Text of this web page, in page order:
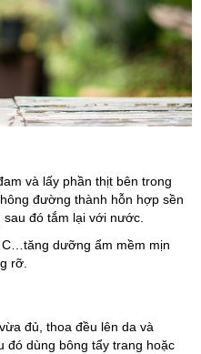
và lấy phần thịt bên trong
đường thành hỗn hợp sền
đó tắm lại với nước.
C…tăng dưỡng ẩm mềm mịn
rỡ.
đủ, thoa đều lên da và
đó dùng bông tẩy trang hoặc